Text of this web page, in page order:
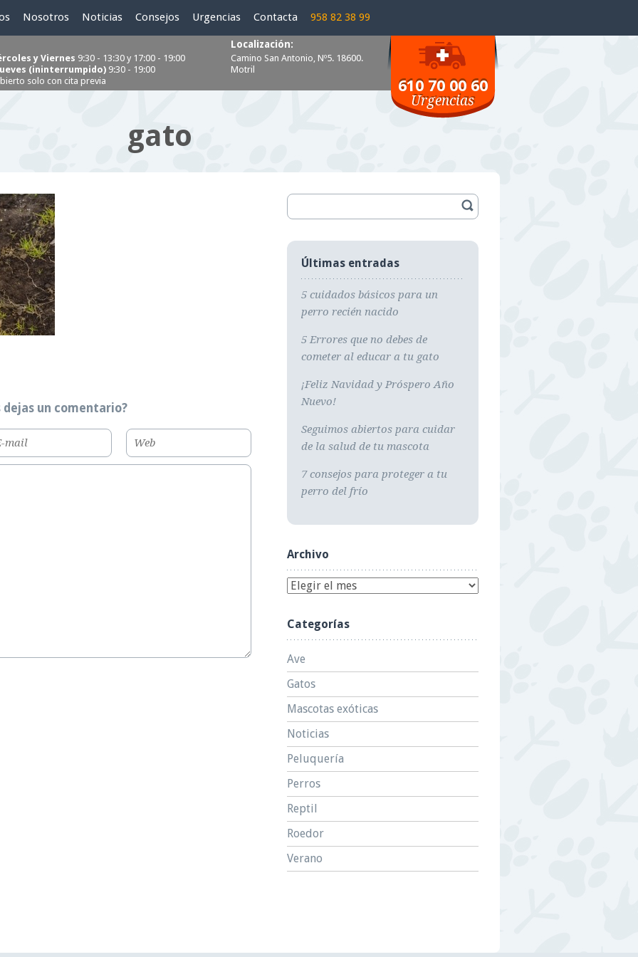
Nosotros Noticias Consejos Urgencias Contacta 958 82 38 99
610 70 00 60
Urgencias
y Viernes 9:30 - 13:30 y 17:00 - 19:00
(ininterrumpido) 9:30 - 19:00
solo con cita previa
Localización:
Camino San Antonio, Nº5. 18600.
Motril
gato
dejas un comentario?
Últimas entradas
5 cuidados básicos para un
perro recién nacido
5 Errores que no debes de
cometer al educar a tu gato
¡Feliz Navidad y Próspero Año
Nuevo!
Seguimos abiertos para cuidar
de la salud de tu mascota
7 consejos para proteger a tu
perro del frío
Archivo
Categorías
Ave
Gatos
Mascotas exóticas
Noticias
Peluquería
Perros
Reptil
Roedor
Verano